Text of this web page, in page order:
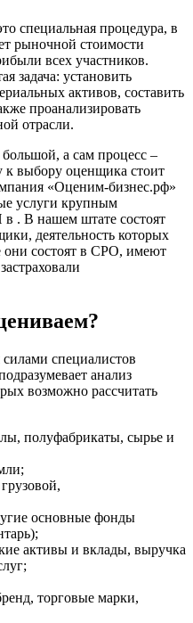
специальная процедура, в
рыночной стоимости
всех участников.
задача: установить
активов, составить
проанализировать
отрасли.
а сам процесс –
выбору оценщика стоит
«Оценим-бизнес.рф»
услуги крупным
. В нашем штате состоят
деятельность которых
они состоят в СРО, имеют
специалистов
анализ
возможно рассчитать
полуфабрикаты, сырье и
основные фонды
активы и вклады, выручка
торговые марки,